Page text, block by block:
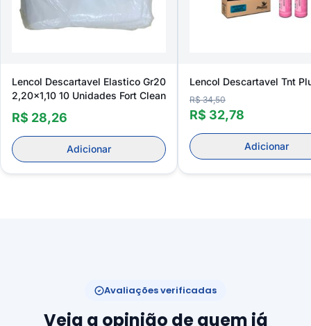
Lencol Descartavel Elastico Gr20
2,20x1,10 10 Unidades Fort Clean
R$ 28,26
Adicionar
Lencol Descartavel Tnt
R$ 34,50
R$ 32,78
Adicionar
Avaliações verificadas
Veja a opinião de quem já